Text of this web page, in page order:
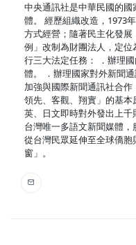
中央通訊社是中華民國的
體。 經歷組織改造，1973
方式經營；隨著民主化發
例」改制為財團法人，定
行三大法定任務： ．辦理
體。 ．辦理國家對外新聞
加強與國際新聞通訊社合作
領先、客觀、翔實」的基本
英、日文即時對外發出上
台灣唯一多語文新聞媒體，
從台灣民眾延伸至全球僑
窗」。